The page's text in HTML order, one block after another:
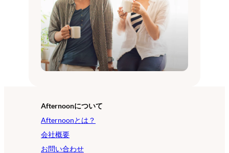
Afternoonについて
Afternoonとは？
会社概要
お問い合わせ